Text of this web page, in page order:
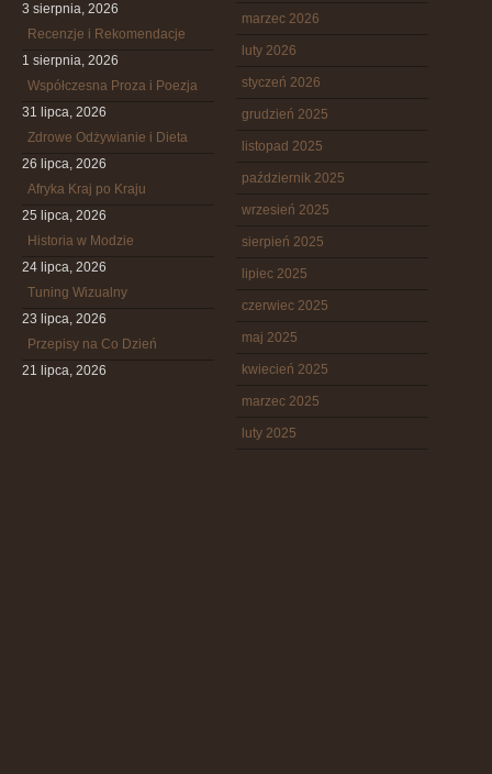
3 sierpnia, 2026
Recenzje i Rekomendacje
1 sierpnia, 2026
Współczesna Proza i Poezja
31 lipca, 2026
Zdrowe Odżywianie i Dieta
26 lipca, 2026
Afryka Kraj po Kraju
25 lipca, 2026
Historia w Modzie
24 lipca, 2026
Tuning Wizualny
23 lipca, 2026
Przepisy na Co Dzień
21 lipca, 2026
marzec 2026
luty 2026
styczeń 2026
grudzień 2025
listopad 2025
październik 2025
wrzesień 2025
sierpień 2025
lipiec 2025
czerwiec 2025
maj 2025
kwiecień 2025
marzec 2025
luty 2025